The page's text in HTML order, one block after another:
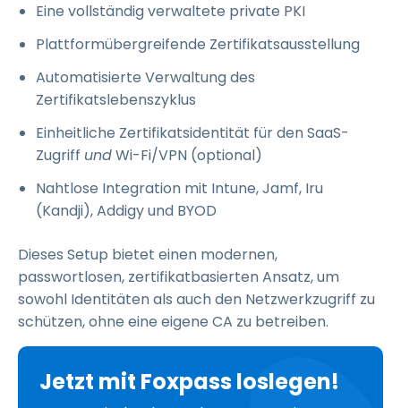
Eine vollständig verwaltete private PKI
Plattformübergreifende Zertifikatsausstellung
Automatisierte Verwaltung des
Zertifikatslebenszyklus
Einheitliche Zertifikatsidentität für den SaaS-
Zugriff undWi-Fi/VPN (optional)
Nahtlose Integration mit Intune, Jamf, Iru
(Kandji), Addigy und BYOD
Dieses Setup bietet einen modernen,
passwortlosen, zertifikatbasierten Ansatz, um
sowohl Identitäten als auch den Netzwerkzugriff zu
schützen, ohne eine eigene CA zu betreiben.
Jetzt mit Foxpass loslegen!